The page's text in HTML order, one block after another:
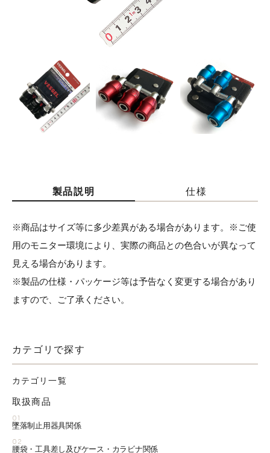
お問い合わせはこちら
製品説明 仕様
※商品はサイズ等に多少差異がある場合があります。※ご使
用のモニター環境により、実際の商品との色合いが異なって
見える場合があります。
※製品の仕様・パッケージ等は予告なく変更する場合があり
ますので、ご了承ください。
カテゴリで探す
カテゴリ一覧
取扱商品
01
墜落制止用器具関係
02
腰袋・工具差し及びケース・カラビナ関係